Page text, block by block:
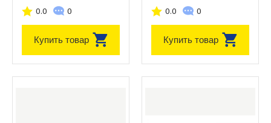
0.0 0
Купить товар
0.0 0
Купить товар